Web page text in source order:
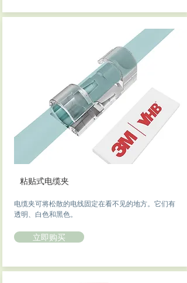
粘贴式电缆夹
电缆夹可将松散的电线固定在看不见的地方。它们有
透明、白色和黑色。
立即购买